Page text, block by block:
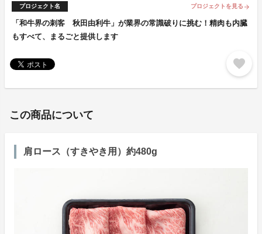
プロジェクト名 プロジェクトを見る arrow_forward
「和牛界の刺客 秋田由利牛」が業界の常識破りに挑む！精肉も内臓
もすべて、まるごと提供します
favorite
この商品について
肩ロース（すきやき用）約480g